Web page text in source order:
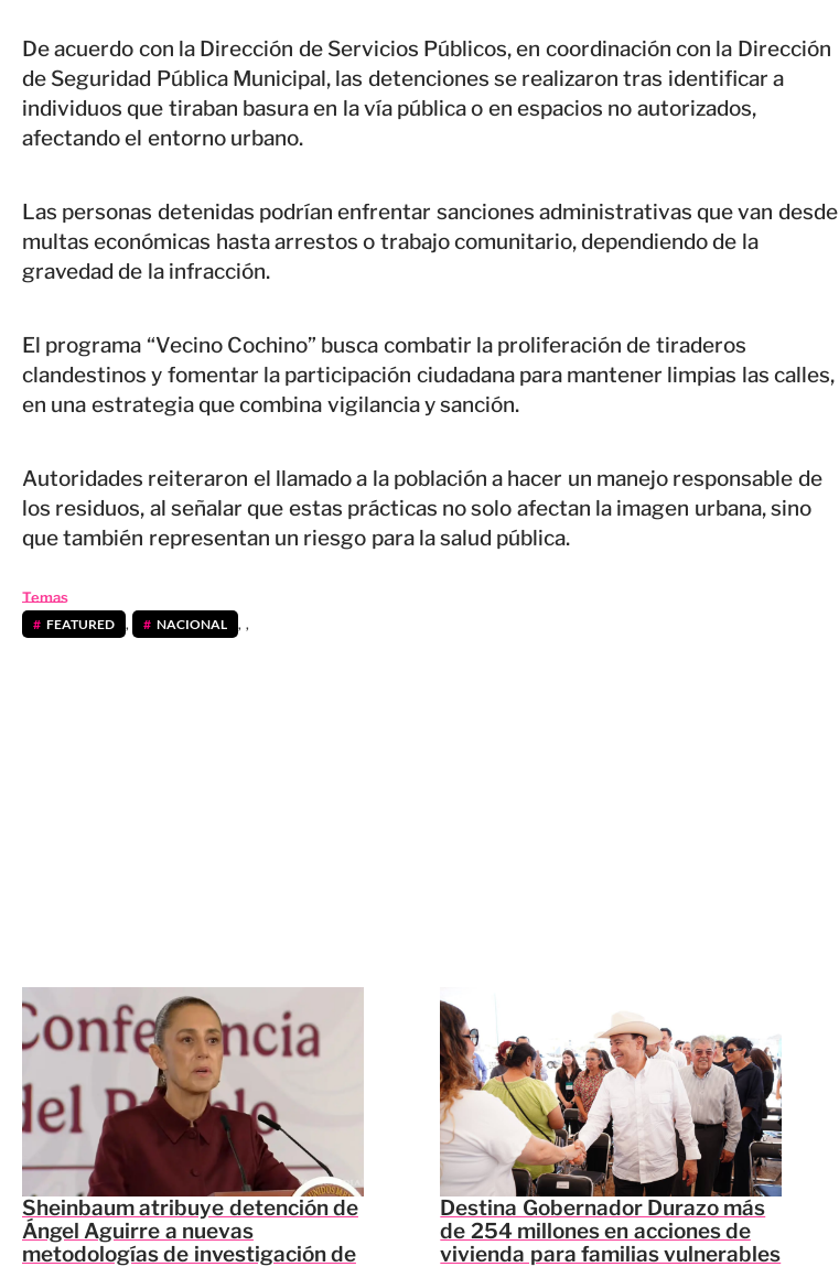
De acuerdo con la Dirección de Servicios Públicos, en coordinación con la Dirección
de Seguridad Pública Municipal, las detenciones se realizaron tras identificar a
individuos que tiraban basura en la vía pública o en espacios no autorizados,
afectando el entorno urbano.
Las personas detenidas podrían enfrentar sanciones administrativas que van desde
multas económicas hasta arrestos o trabajo comunitario, dependiendo de la
gravedad de la infracción.
El programa “Vecino Cochino” busca combatir la proliferación de tiraderos
clandestinos y fomentar la participación ciudadana para mantener limpias las calles,
en una estrategia que combina vigilancia y sanción.
Autoridades reiteraron el llamado a la población a hacer un manejo responsable de
los residuos, al señalar que estas prácticas no solo afectan la imagen urbana, sino
que también representan un riesgo para la salud pública.
Temas
FEATURED , NACIONAL , ,
Sheinbaum atribuye detención de
Ángel Aguirre a nuevas
metodologías de investigación de
Destina Gobernador Durazo más
de 254 millones en acciones de
vivienda para familias vulnerables